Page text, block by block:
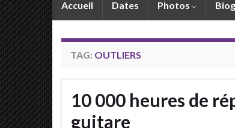
Accueil Dates Photos
TAG: OUTLIERS
10 000 heures de
guitare